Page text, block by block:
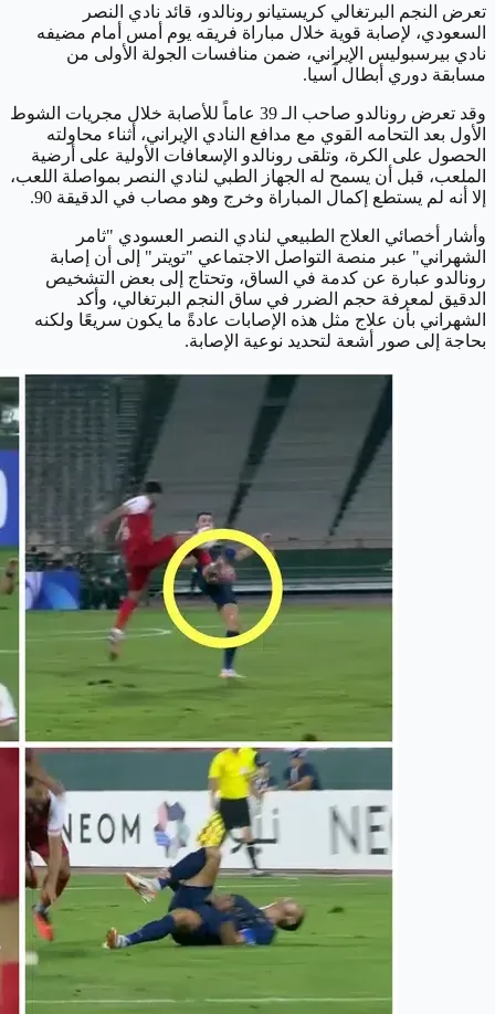
تعرض النجم البرتغالي كريستيانو رونالدو، قائد نادي النصر
السعودي، لإصابة قوية خلال مباراة فريقه يوم أمس أمام مضيفه
نادي بيرسبوليس الإيراني، ضمن منافسات الجولة الأولى من
مسابقة دوري أبطال آسيا.
وقد تعرض رونالدو صاحب الـ 39 عاماً للأصابة خلال مجريات الشوط
الأول بعد التحامه القوي مع مدافع النادي الإيراني، أثناء محاولته
الحصول على الكرة، وتلقى رونالدو الإسعافات الأولية على أرضية
الملعب، قبل أن يسمح له الجهاز الطبي لنادي النصر بمواصلة اللعب،
إلا أنه لم يستطع إكمال المباراة وخرج وهو مصاب في الدقيقة 90.
وأشار أخصائي العلاج الطبيعي لنادي النصر العسودي "ثامر
الشهراني" عبر منصة التواصل الاجتماعي "تويتر" إلى أن إصابة
رونالدو عبارة عن كدمة في الساق، وتحتاج إلى بعض التشخيص
الدقيق لمعرفة حجم الضرر في ساق النجم البرتغالي، وأكد
الشهراني بأن علاج مثل هذه الإصابات عادةً ما يكون سريعًا ولكنه
بحاجة إلى صور أشعة لتحديد نوعية الإصابة.